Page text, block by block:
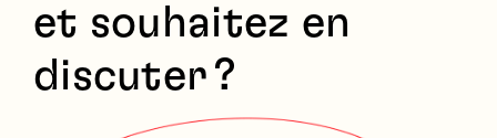
et souhaitez en
discuter ?